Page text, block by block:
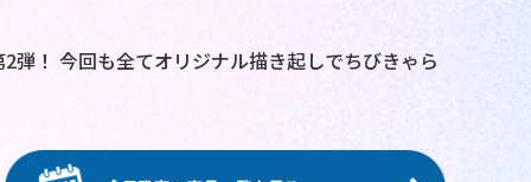
弾！ 今回も全てオリジナル描き起しでちびきゃら